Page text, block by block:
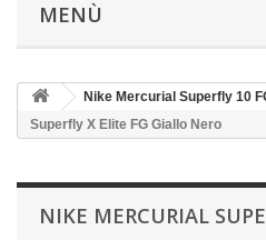
MENÙ
Nike Mercurial Superfly 10
Superfly X Elite FG Giallo Nero
NIKE MERCURIAL